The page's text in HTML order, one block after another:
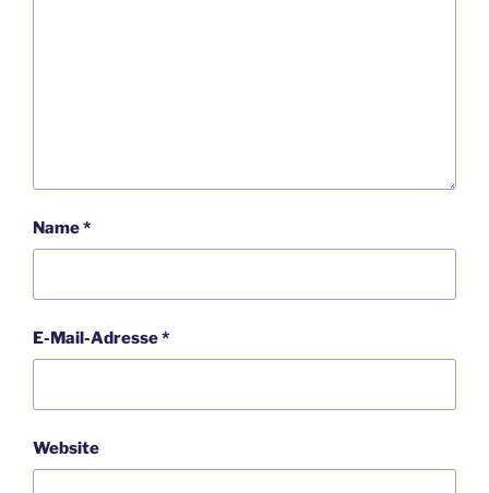
Name*
E-Mail-Adresse*
Website